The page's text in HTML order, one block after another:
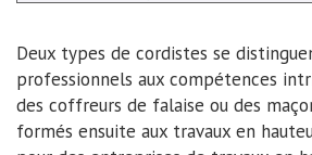
Deux types de cordistes se
professionnels aux compétences
des coffreurs de falaise ou des
formés ensuite aux travaux en